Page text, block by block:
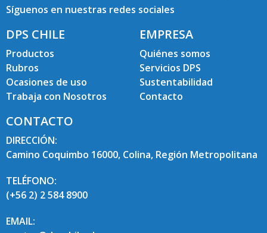
Síguenos en nuestras redes sociales
DPS CHILE
Productos
Rubros
Ocasiones de uso
Trabaja con Nosotros
EMPRESA
Quiénes somos
Servicios DPS
Sustentabilidad
Contacto
CONTACTO
DIRECCIÓN:
Camino Coquimbo 16000, Colina, Región Metropolitana
TELÉFONO:
(+56 2) 2 584 8900
EMAIL: